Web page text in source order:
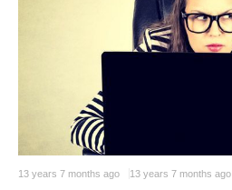
13 years 7 months ago 13 years 7 months ago